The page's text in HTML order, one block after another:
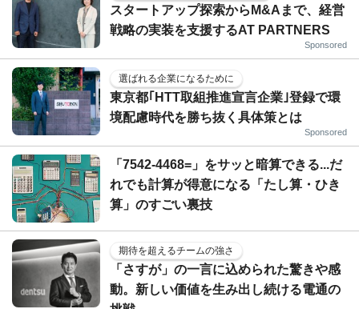
スタートアップ探索からM&Aまで、経営
戦略の実装を支援するAT PARTNERS
Sponsored
選ばれる企業になるために
東京都｢HTT取組推進宣言企業｣登録で環
境配慮時代を勝ち抜く具体策とは
Sponsored
「7542-4468=」をサッと暗算できる...だ
れでも計算が得意になる「たし算・ひき
算」のすごい裏技
期待を超えるチームの強さ
「さすが」の一言に込められた驚きや感
動。新しい価値を生み出し続ける電通の